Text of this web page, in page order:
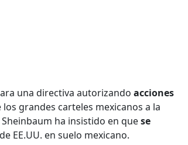
una directiva autorizando acciones
los grandes carteles mexicanos a la
ha insistido en quese
EE.UU. en suelo mexicano.